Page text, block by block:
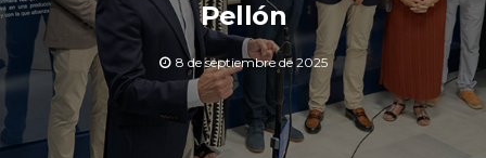
Pellón
8 de septiembre de 2025